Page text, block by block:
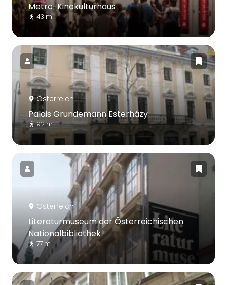
Metro-Kinokulturhaus
43 m
Österreich
Palais Grundemann Esterházy
92 m
Österreich
Literaturmuseum der Österreichischen
Nationalbibliothek
77 m